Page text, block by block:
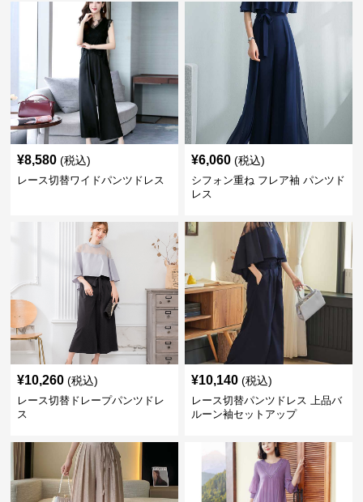
¥8,580 (税込)
レース切替ワイドパンツドレス
¥6,060 (税込)
シフォン重ね フレア袖 パンツド
レス
¥10,260 (税込)
レース切替ドレープパンツドレ
ス
¥10,140 (税込)
レース切替パンツドレス 上品バ
ルーン袖セットアップ